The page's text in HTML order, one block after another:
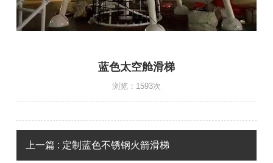
蓝色太空舱滑梯
浏览： 1593次
上一篇 : 定制蓝色不锈钢火箭滑梯